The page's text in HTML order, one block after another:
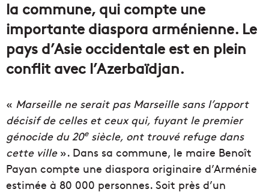
la commune, qui compte une
importante diaspora arménienne. Le
pays d’Asie occidentale est en plein
conflit avec l’Azerbaïdjan.
« Marseille ne serait pas Marseille sans l’apport
décisif de celles et ceux qui, fuyant le premier
génocide du 20esiècle, ont trouvé refuge dans
cette ville». Dans sa commune, le maire Benoît
Payan compte une diaspora originaire d’Arménie
estimée à 80 000 personnes. Soit près d’un